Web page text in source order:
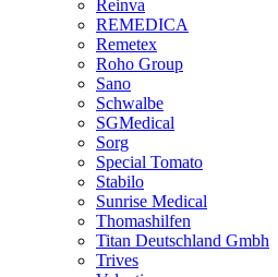
Reinva
REMEDICA
Remetex
Roho Group
Sano
Schwalbe
SGMedical
Sorg
Special Tomato
Stabilo
Sunrise Medical
Thomashilfen
Titan Deutschland Gmbh
Trives